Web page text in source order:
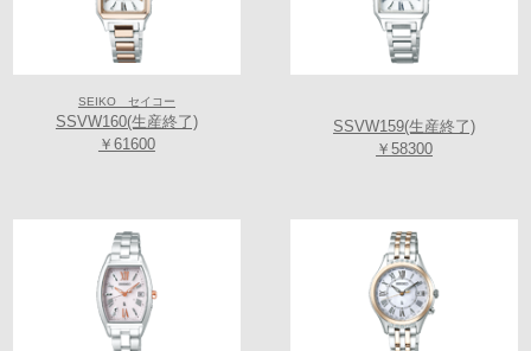
SEIKO セイコー
SSVW160(生産終了)
￥61600
SSVW159(生産終了)
￥58300